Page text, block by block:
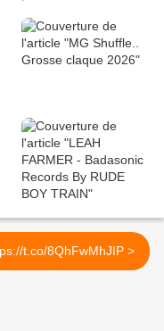
https://t.co/8QhFwMhJIP >